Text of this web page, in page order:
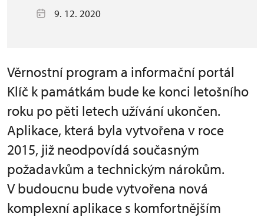
9. 12. 2020
Věrnostní program a informační portál
Klíč k památkám bude ke konci letošního
roku po pěti letech užívání ukončen.
Aplikace, která byla vytvořena v roce
2015, již neodpovídá současným
požadavkům a technickým nárokům.
V budoucnu bude vytvořena nová
komplexní aplikace s komfortnějším